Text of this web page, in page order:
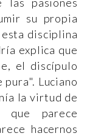
su propia
disciplina
explica que
el discípulo
pura". Luciano
la virtud de
que parece
hacernos